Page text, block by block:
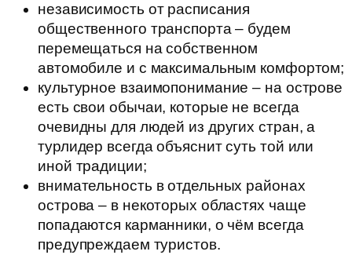
независимость от расписания
общественного транспорта – будем
перемещаться на собственном
автомобиле и с максимальным комфортом;
культурное взаимопонимание – на острове
есть свои обычаи, которые не всегда
очевидны для людей из других стран, а
турлидер всегда объяснит суть той или
иной традиции;
внимательность в отдельных районах
острова – в некоторых областях чаще
попадаются карманники, о чём всегда
предупреждаем туристов.